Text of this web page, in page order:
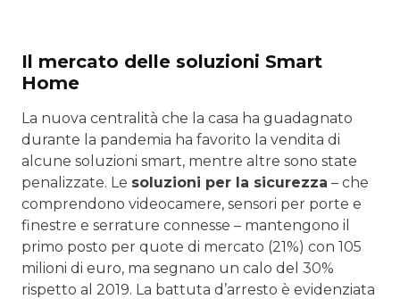
Il mercato delle soluzioni Smart
Home
La nuova centralità che la casa ha guadagnato
durante la pandemia ha favorito la vendita di
alcune soluzioni smart, mentre altre sono state
penalizzate. Le soluzioni per la sicurezza – che
comprendono videocamere, sensori per porte e
finestre e serrature connesse – mantengono il
primo posto per quote di mercato (21%) con 105
milioni di euro, ma segnano un calo del 30%
rispetto al 2019. La battuta d’arresto è evidenziata